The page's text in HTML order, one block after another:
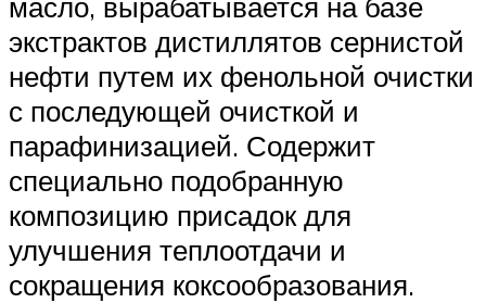
экстрактов дистиллятов сернистой
нефти путем их фенольной очистки
с последующей очисткой и
парафинизацией. Содержит
специально подобранную
композицию присадок для
улучшения теплоотдачи и
сокращения коксообразования.